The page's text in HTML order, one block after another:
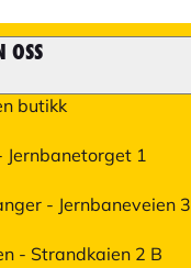
OSS
butikk
Jernbanetorget 1
- Jernbaneveien 3
- Strandkaien 2 B